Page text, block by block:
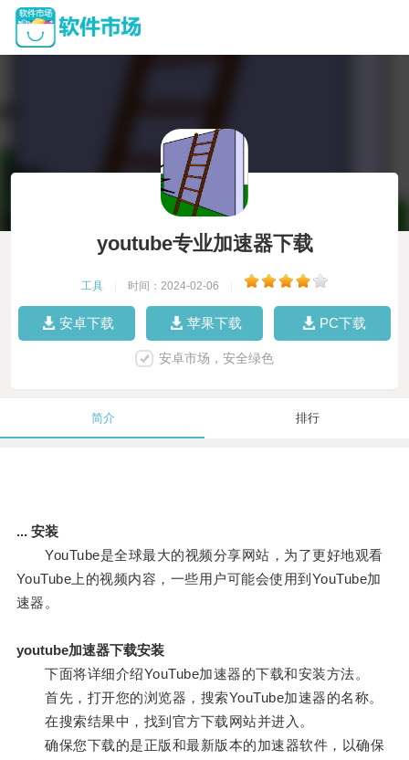
youtube专业加速器下载
工具 时间：2024-02-06
安卓下载 苹果下载 PC下载
安卓市场，安全绿色
简介 排行
... 安装
YouTube是全球最大的视频分享网站，为了更好地观看
YouTube上的视频内容，一些用户可能会使用到YouTube加
速器。
youtube加速器下载安装
下面将详细介绍YouTube加速器的下载和安装方法。
首先，打开您的浏览器，搜索YouTube加速器的名称。
在搜索结果中，找到官方下载网站并进入。
确保您下载的是正版和最新版本的加速器软件，以确保